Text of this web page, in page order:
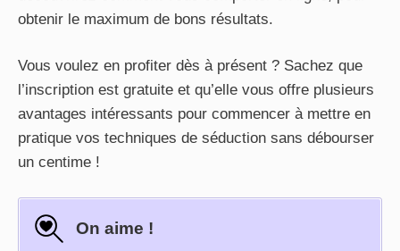
obtenir le maximum de bons résultats.
Vous voulez en profiter dès à présent ? Sachez que
l’inscription est gratuite et qu’elle vous offre plusieurs
avantages intéressants pour commencer à mettre en
pratique vos techniques de séduction sans débourser
un centime !
On aime !